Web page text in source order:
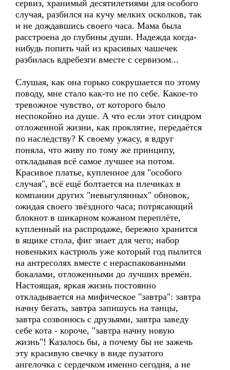
сервиз, хранимый десятилетиями для особого
случая, разбился на кучу мелких осколков, так
и не дождавшись своего часа. Мама была
расстроена до глубины души. Надежда когда-
нибудь попить чай из красивых чашечек
разбилась вдребезги вместе с сервизом...
Слушая, как она горько сокрушается по этому
поводу, мне стало как-то не по себе. Какое-то
тревожное чувство, от которого было
неспокойно на душе. А что если этот синдром
отложенной жизни, как проклятие, передаётся
по наследству? К своему ужасу, я вдруг
поняла, что живу по тому же принципу,
откладывая всё самое лучшее на потом.
Красивое платье, купленное для "особого
случая", всё ещё болтается на плечиках в
компании других "невыгулянных" обновок,
ожидая своего звёздного часа; потрясающий
блокнот в шикарном кожаном переплёте,
купленный на распродаже, бережно хранится
в ящике стола, фиг знает для чего; набор
новеньких кастрюль уже который год пылится
на антресолях вместе с нераспакованными
бокалами, отложенными до лучших времён.
Настоящая, яркая жизнь постоянно
откладывается на мифическое "завтра": завтра
начну бегать, завтра запишусь на танцы,
завтра созвонюсь с друзьями, завтра заведу
себе кота - короче, "завтра начну новую
жизнь"! Казалось бы, а почему бы не зажечь
эту красивую свечку в виде пузатого
ангелочка с сердечком именно сегодня, а не